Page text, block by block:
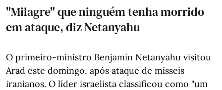
"Milagre" que ninguém tenha morrido
em ataque, diz Netanyahu
O primeiro-ministro Benjamin Netanyahu visitou
Arad este domingo, após ataque de mísseis
iranianos. O líder israelista classificou como "um